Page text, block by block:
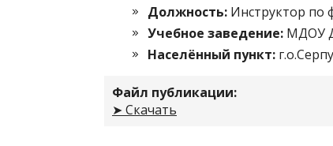
Должность: Инструктор по
Учебное заведение: МДОУ
Населённый пункт:
Файл публикации:
➤ Скачать